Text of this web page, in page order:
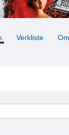
Verkliste